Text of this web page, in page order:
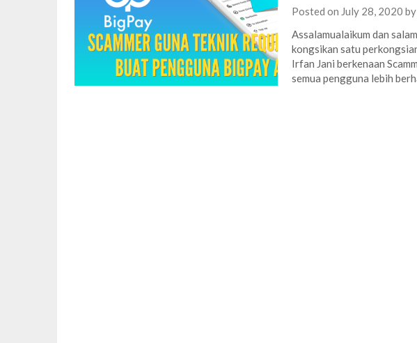
Posted on July 28, 2020 by
Assalamualaikum dan
kongsikan satu
Irfan Jani berkenaan
semua pengguna lebih